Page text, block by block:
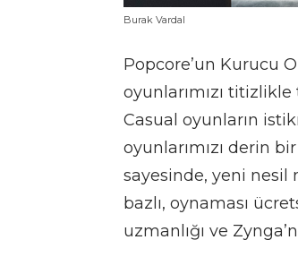
Burak Vardal
Popcore’un Kurucu
oyunlarımızı
Casual oyunların
oyunlarımızı derin
sayesinde, yeni nesil
bazlı, oynaması
uzmanlığı ve